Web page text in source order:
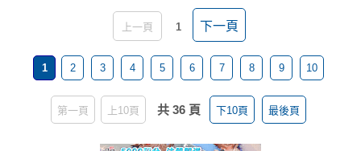
上一頁 1 下一頁
1 2 3 4 5 6 7 8 9 10
第一頁 上10頁 共 36 頁 下10頁 最後頁